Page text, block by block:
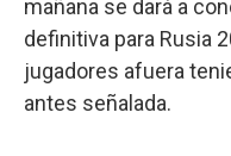
mañana se dará a
definitiva para Rusia
jugadores afuera
antes señalada.